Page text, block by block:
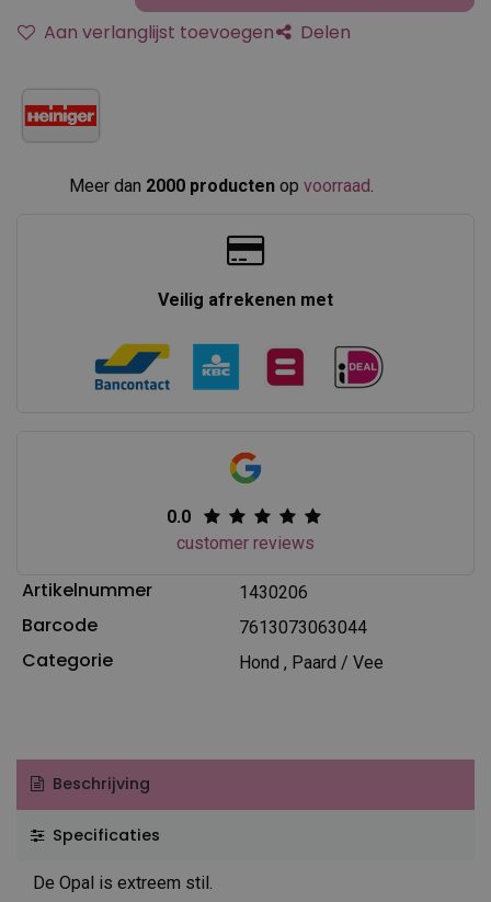
Aan verlanglijst toevoegen Delen
Meer dan 2000 producten op voorraad
Veilig afrekenen met
0.0
customer reviews
Artikelnummer 1430206
Barcode 7613073063044
Categorie Hond , Paard / Vee
Beschrijving
Specificaties
De Opal is extreem stil.